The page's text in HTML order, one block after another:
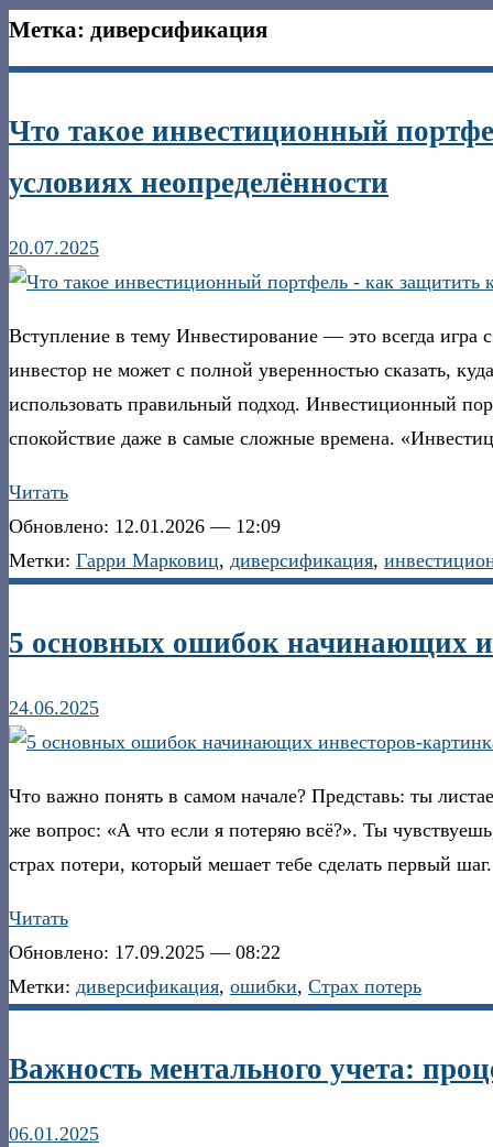
Метка: диверсификация
Что такое инвестиционный
условиях неопределённости
20.07.2025
Вступление в тему Инвестирование — это всегда
инвестор не может с полной уверенностью сказать,
использовать правильный подход. Инвестиционный
спокойствие даже в самые сложные времена.
Читать
Обновлено: 12.01.2026 — 12:09
Метки: Гарри Марковиц, диверсификация,
5 основных ошибок начинающих
24.06.2025
Что важно понять в самом начале? Представь: ты
же вопрос: «А что если я потеряю всё?». Ты
страх потери, который мешает тебе сделать первый
Читать
Обновлено: 17.09.2025 — 08:22
Метки: диверсификация, ошибки, Страх потерь
Важность ментального учета:
06.01.2025